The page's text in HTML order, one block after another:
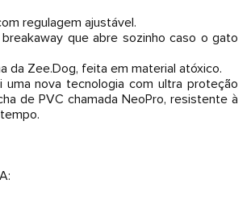
regulagem ajustável.
breakaway que abre sozinho caso o gato
da Zee.Dog, feita em material atóxico.
uma nova tecnologia com ultra proteção
de PVC chamada NeoPro, resistente à